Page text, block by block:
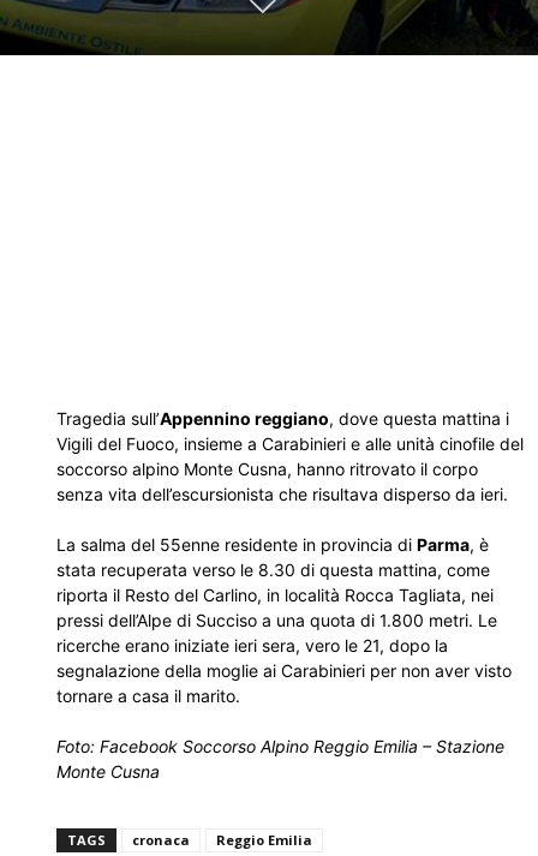
Tragedia sull’Appennino reggiano, dove questa mattina i
Vigili del Fuoco, insieme a Carabinieri e alle unità cinofile del
soccorso alpino Monte Cusna, hanno ritrovato il corpo
senza vita dell’escursionista che risultava disperso da ieri.
La salma del 55enne residente in provincia di Parma, è
stata recuperata verso le 8.30 di questa mattina, come
riporta il Resto del Carlino, in località Rocca Tagliata, nei
pressi dell’Alpe di Succiso a una quota di 1.800 metri. Le
ricerche erano iniziate ieri sera, vero le 21, dopo la
segnalazione della moglie ai Carabinieri per non aver visto
tornare a casa il marito.
Foto: Facebook Soccorso Alpino Reggio Emilia – Stazione
Monte Cusna
TAGS cronaca Reggio Emilia